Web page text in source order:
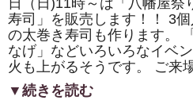
日（日)11時～は「八幡屋祭
寿司」を販売します！！ 3
の太巻き寿司も作ります。
なげ」などいろいろなイベ
火も上がるそうです。 ご来
▼続きを読む